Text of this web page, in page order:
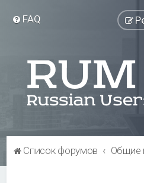
FAQ
Список форумов